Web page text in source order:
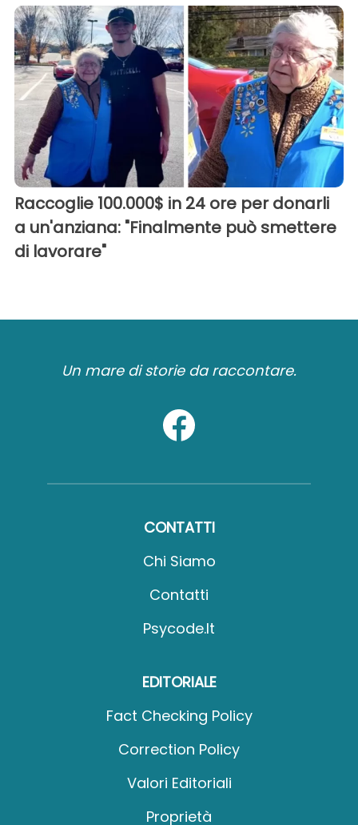
Raccoglie 100.000$ in 24 ore per donarli
a un'anziana: "Finalmente può smettere
di lavorare"
Un mare di storie da raccontare.
CONTATTI
Chi Siamo
Contatti
Psycode.it
EDITORIALE
Fact Checking Policy
Correction Policy
Valori Editoriali
Proprietà